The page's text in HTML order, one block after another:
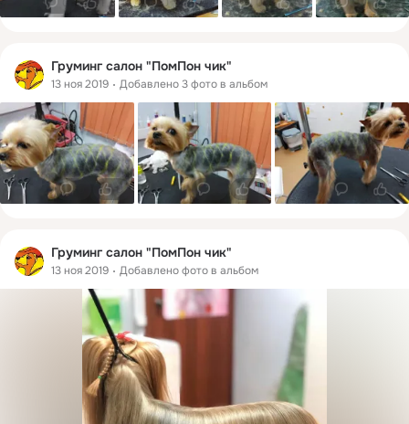
Груминг салон "ПомПон чик"
13 ноя 2019 Добавлено 3 фото в альбом
0 0
Груминг салон "ПомПон чик"
13 ноя 2019 Добавлено фото в альбом